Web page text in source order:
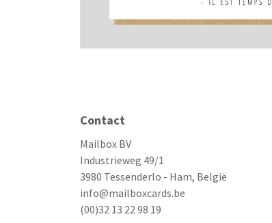
Contact
Mailbox BV
Industrieweg 49/1
3980 Tessenderlo - Ham, België
info@mailboxcards.be
(00)32 13 22 98 19